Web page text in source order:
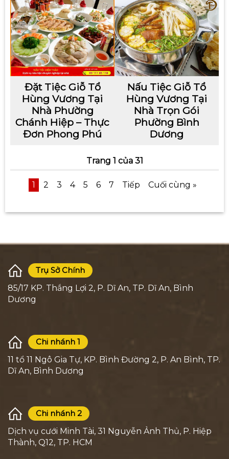
Đặt Tiệc Giỗ Tổ
Hùng Vương Tại
Nhà Phường
Chánh Hiệp – Thực
Đơn Phong Phú
Nấu Tiệc Giỗ Tổ
Hùng Vương Tại
Nhà Trọn Gói
Phường Bình
Dương
Trang 1 của 31
1 2 3 4 5 6 7 Tiếp Cuối cùng »
Trụ Sở Chính
85/17 KP. Thắng Lợi 2, P. Dĩ An, TP. Dĩ An, Bình
Dương
Chi nhánh 1
11 tổ 11 Ngô Gia Tự, KP. Bình Đường 2, P. An Bình, TP.
Dĩ An, Bình Dương
Chi nhánh 2
Dịch vụ cưới Minh Tài, 31 Nguyễn Ảnh Thủ, P. Hiệp
Thành, Q12, TP. HCM